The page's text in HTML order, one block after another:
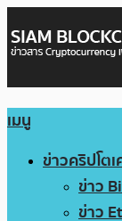
เมนู
ข่าวคริปโต
ข่าว
ข่าว